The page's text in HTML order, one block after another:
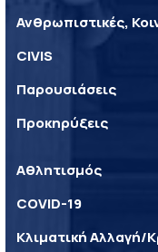
Ανθρωπιστικές,
CIVIS
Παρουσιάσεις
Προκηρύξεις
Αθλητισμός
COVID-19
Κλιματική Αλλαγή/